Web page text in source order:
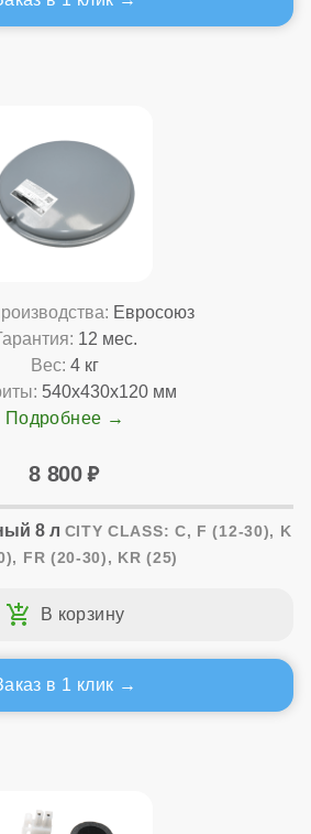
Евросоюз
12 мес.
Вес: 4 кг
540x430x120 мм
Подробнее
8 800
8 л CITY CLASS: C, F (12-30), K
FR (20-30), KR (25)
в 1 клик